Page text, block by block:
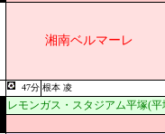
湘南ベルマーレ
47分 根本 凌
レモンガス・スタジアム平塚(平